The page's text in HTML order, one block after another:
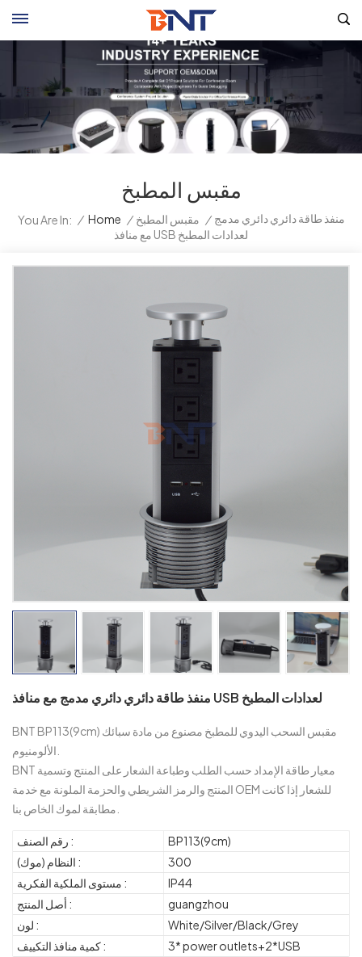
مقبس المطبخ
You Are In: / Home / مقبس المطبخ / منفذ طاقة دائري دائري مدمج
مع منافذ USB لعدادات المطبخ
منفذ طاقة دائري دائري مدمج مع منافذ USB لعدادات المطبخ
BNT BP113(9cm) مقبس السحب اليدوي للمطبخ مصنوع من مادة سبائك
BNT معيار طاقة الإمداد حسب الطلب وطباعة الشعار على المنتج وتسمية
المنتج والرمز الشريطي والحزمة الملونة مع خدمة OEM للشعار إذا كانت
رقم الصنف :
BP113(9cm)
النظام (موك) :
300
مستوى الملكية الفكرية :
IP44
أصل المنتج :
guangzhou
لون :
White/Silver/Black/Grey
كمية منافذ التكييف :
3* power outlets+2*USB